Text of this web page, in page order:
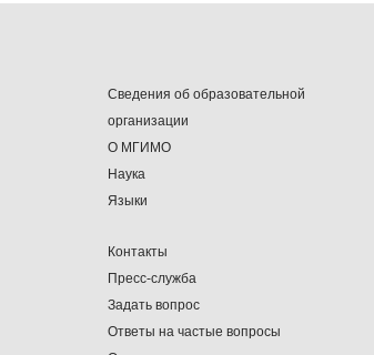
Сведения об образовательной
организации
О МГИМО
Наука
Языки
Контакты
Пресс-служба
Задать вопрос
Ответы на частые вопросы